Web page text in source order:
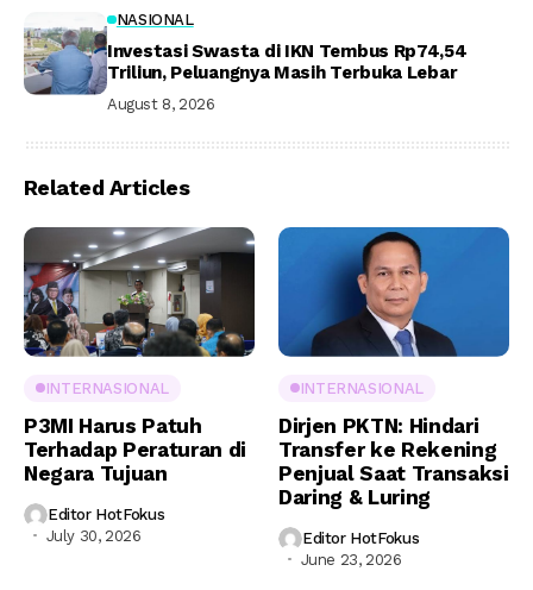
NASIONAL
Investasi Swasta di IKN Tembus Rp74,54
Triliun, Peluangnya Masih Terbuka Lebar
August 8, 2026
Related Articles
INTERNASIONAL
P3MI Harus Patuh
Terhadap Peraturan di
Negara Tujuan
Editor HotFokus
July 30, 2026
INTERNASIONAL
Dirjen PKTN: Hindari
Transfer ke Rekening
Penjual Saat Transaksi
Daring & Luring
Editor HotFokus
June 23, 2026